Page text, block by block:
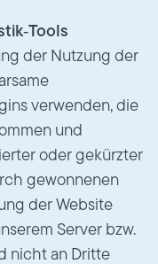
der Nutzung der
verwenden, die
und
oder gekürzter
gewonnenen
der Website
Server bzw.
nicht an Dritte